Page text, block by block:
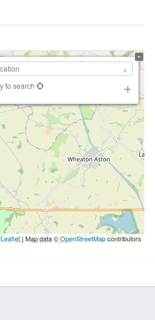
to search
Leaflet | Map data ©OpenStreetMapcontributors